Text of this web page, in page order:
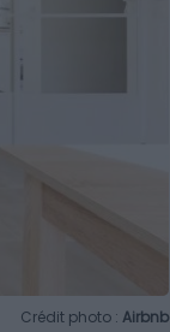
Crédit photo : Airbnb